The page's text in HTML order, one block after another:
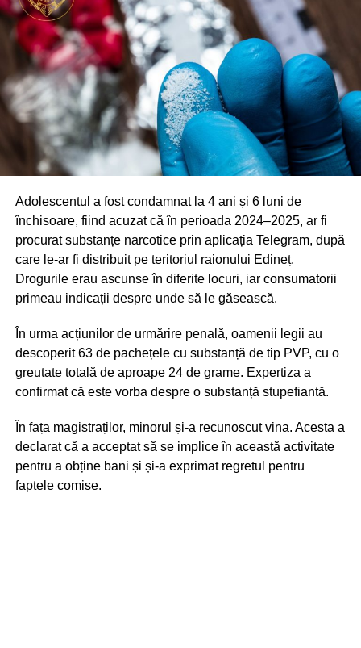
Adolescentul a fost condamnat la 4 ani și 6 luni de
închisoare, fiind acuzat că în perioada 2024–2025, ar fi
procurat substanțe narcotice prin aplicația Telegram, după
care le-ar fi distribuit pe teritoriul raionului Edineț.
Drogurile erau ascunse în diferite locuri, iar consumatorii
primeau indicații despre unde să le găsească.
În urma acțiunilor de urmărire penală, oamenii legii au
descoperit 63 de pachețele cu substanță de tip PVP, cu o
greutate totală de aproape 24 de grame. Expertiza a
confirmat că este vorba despre o substanță stupefiantă.
În fața magistraților, minorul și-a recunoscut vina. Acesta a
declarat că a acceptat să se implice în această activitate
pentru a obține bani și și-a exprimat regretul pentru
faptele comise.